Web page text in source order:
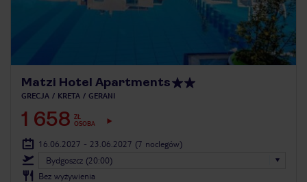
Matzi Hotel Apartments
GRECJA KRETA GERANI
1 658 ZŁ
OSOBA
16.06.2027 - 23.06.2027 (7 noclegów)
Bydgoszcz (20:00)
Bez wyżywienia